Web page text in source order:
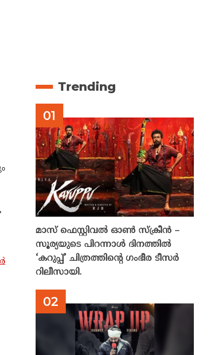
Trending
മാസ് ഫെസ്റ്റിവൽ ഓൺ സ്‌ക്രീൻ –
സൂര്യയുടെ പിറന്നാൾ ദിനത്തിൽ
‘കറുപ്പ്’ ചിത്രത്തിന്റെ ഗംഭീര ടീസർ
റിലീസായി.